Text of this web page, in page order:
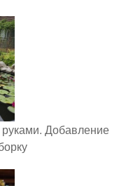
руками. Добавление